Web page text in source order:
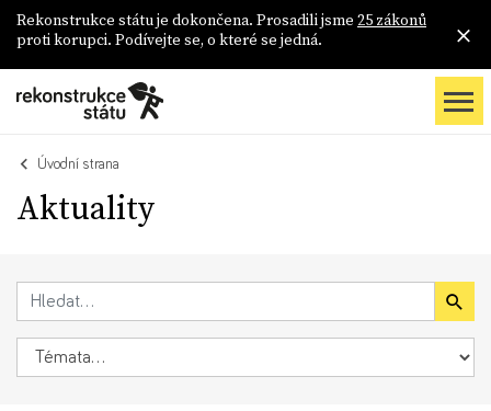
Rekonstrukce státu je dokončena. Prosadili jsme 25 zákonů
proti korupci. Podívejte se, o které se jedná.
Úvodní strana
Aktuality